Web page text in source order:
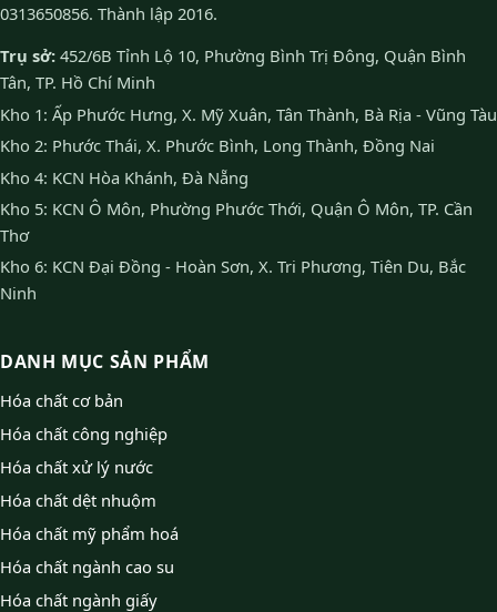
0313650856. Thành lập 2016.
Trụ sở: 452/6B Tỉnh Lộ 10, Phường Bình Trị Đông, Quận Bình
Tân, TP. Hồ Chí Minh
Kho 1: Ấp Phước Hưng, X. Mỹ Xuân, Tân Thành, Bà Rịa - Vũng Tàu
Kho 2: Phước Thái, X. Phước Bình, Long Thành, Đồng Nai
Kho 4: KCN Hòa Khánh, Đà Nẵng
Kho 5: KCN Ô Môn, Phường Phước Thới, Quận Ô Môn, TP. Cần
Thơ
Kho 6: KCN Đại Đồng - Hoàn Sơn, X. Tri Phương, Tiên Du, Bắc
Ninh
DANH MỤC SẢN PHẨM
Hóa chất cơ bản
Hóa chất công nghiệp
Hóa chất xử lý nước
Hóa chất dệt nhuộm
Hóa chất mỹ phẩm hoá
Hóa chất ngành cao su
Hóa chất ngành giấy